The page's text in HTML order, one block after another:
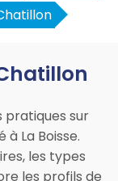
pratiques sur
La Boisse.
les types
les profils de